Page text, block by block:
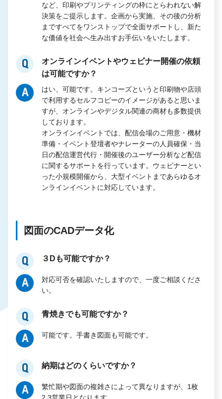
など、印刷やプリンティングの枠にとらわれない解
決策をご提示します。企画から実施、その後の分析
まですべてをワンストップで全面サポートし、新た
な価値を社会へ生み出すお手伝いをいたします。
Q
オンラインイベントやウェビナー開催の依頼
は可能ですか？
A
はい、可能です。キンコーズというと印刷物や店頭
で利用するセルフコピーのイメージがあると思いま
すが、オンラインやデジタル関連の商材も多数提供
しております。
オンラインイベントでは、配信会場のご用意・機材
準備・イベント登壇者やナレーターの人員確保・当
日の配信運営代行・開催後のユーザー分析など配信
に関するサポートを行っています。ウェビナーとい
った小規模開催から、大型イベントまであらゆるオ
ンラインイベントに対応しています。
図面のCADデータ化
Q ３Dも可能ですか？
A
対応可否を確認いたしますので、一度ご相談くださ
い。
Q 青焼きでも可能ですか？
A 可能です。手書き図面も可能です。
Q 納期はどのくらいですか？
A
繁忙期や図面の複雑さによって異なりますが、1枚